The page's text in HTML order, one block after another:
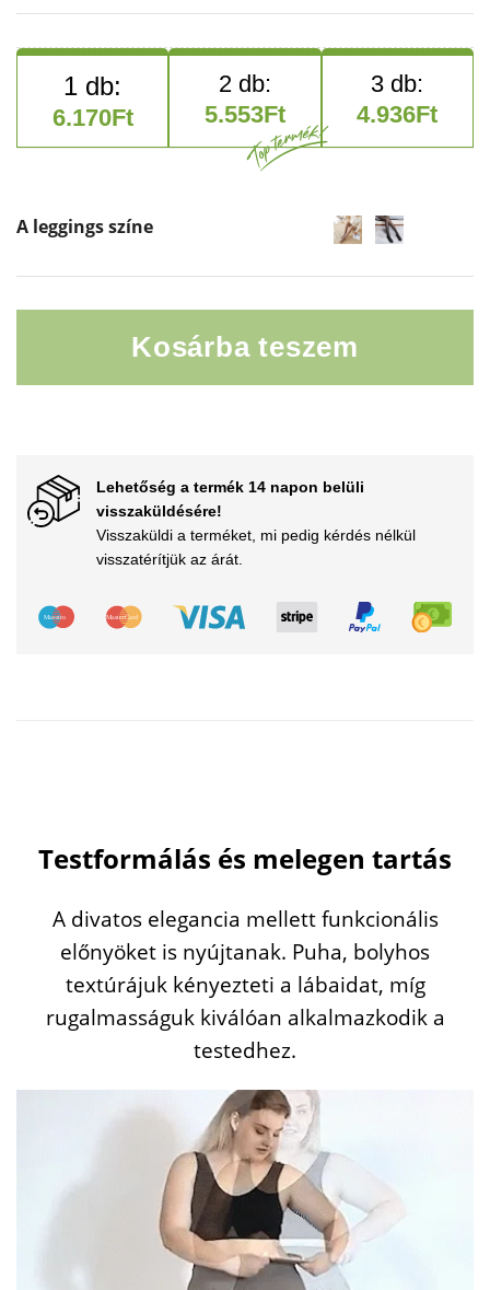
6.170Ft 5.553Ft 4.936Ft
A leggings színe
Kosárba teszem
Lehetőség a termék 14 napon belüli
visszaküldésére!
Visszaküldi a terméket, mi pedig kérdés nélkül
visszatérítjük az árát.
Testformálás és melegen tartás
A divatos elegancia mellett funkcionális
előnyöket is nyújtanak. Puha, bolyhos
textúrájuk kényezteti a lábaidat, míg
rugalmasságuk kiválóan alkalmazkodik a
testedhez.